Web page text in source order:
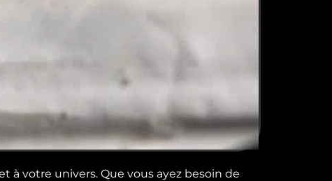
à votre univers. Que vous ayez besoin de